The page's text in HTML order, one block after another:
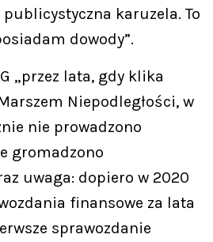
karuzela. To
dowody”.
„przez lata, gdy klika
Niepodległości, w
nie prowadzono
gromadzono
uwaga: dopiero w 2020
finansowe za lata
sprawozdanie